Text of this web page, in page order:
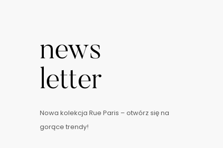
news
letter
Nowa kolekcja Rue Paris – otwórz się na
gorące trendy!